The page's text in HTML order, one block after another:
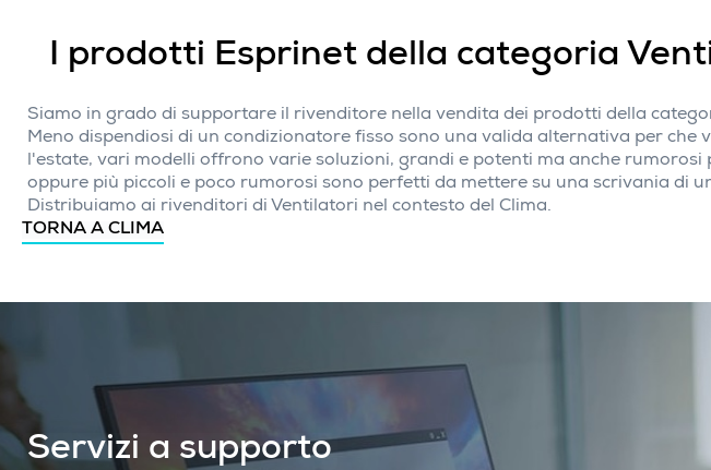
I prodotti Esprinet della categoria
Siamo in grado di supportare il rivenditore nella vendita dei prodotti della
Meno dispendiosi di un condizionatore fisso sono una valida alternativa per che
l'estate, vari modelli offrono varie soluzioni, grandi e potenti ma anche rumorosi
oppure più piccoli e poco rumorosi sono perfetti da mettere su una scrivania di
Distribuiamo ai rivenditori di Ventilatori nel contesto del Clima.
TORNA A CLIMA
Servizi a supporto